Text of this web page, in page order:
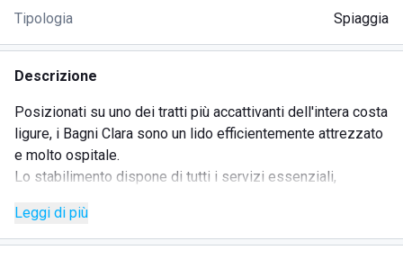
Tipologia Spiaggia
Descrizione
Posizionati su uno dei tratti più accattivanti dell'intera costa
ligure, i Bagni Clara sono un lido efficientemente attrezzato
e molto ospitale.
Lo stabilimento dispone di tutti i servizi essenziali,
lettino e cabina per regalarvi qualche giorno di relax, tra
tintarella e tuffi in mare, stando su una delle spiagge dorate
Leggi di più